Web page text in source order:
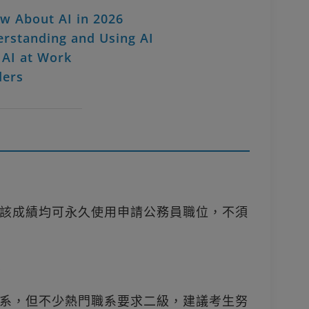
About AI in 2026
and Using AI
at Work
成績均可永久使用申請公務員職位，不須
，但不少熱門職系要求二級，建議考生努